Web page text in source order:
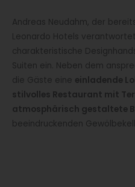
Andreas Neudahm, der
Leonardo Hotels
charakteristische
Suiten ein. Neben dem
die Gäste eine einladende
stilvolles Restaurant mit
atmosphärisch gestaltete
beeindruckenden